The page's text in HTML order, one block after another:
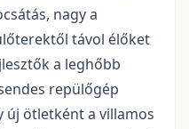
nagy a
távol élőket
a leghőbb
repülőgép
új ötletként a villamos